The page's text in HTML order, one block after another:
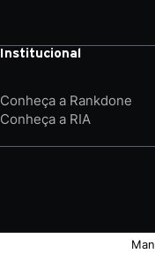
Institucional
Conheça a Rankdone
Conheça a RIA